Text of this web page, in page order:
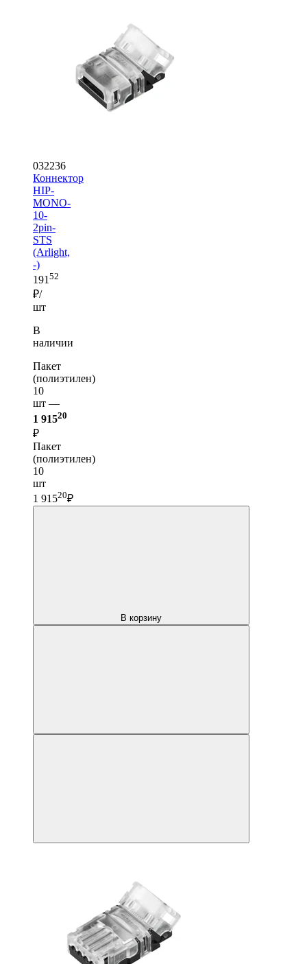
032236
Коннектор
HIP-
MONO-
10-
2pin-
STS
(Arlight,
-)
19152
₽/
шт
В
наличии
Пакет
(полиэтилен)
10
шт —
1 91520
₽
Пакет
(полиэтилен)
10
шт
1 91520₽
В корзину